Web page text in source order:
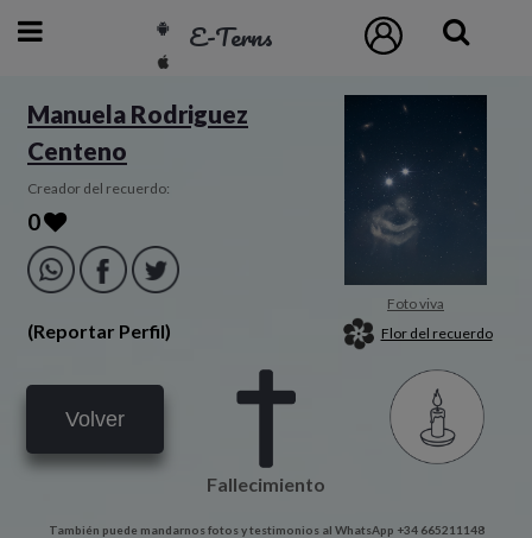
E-Terns
ESP
ENG
POR
Inicio
Eternos
Pedidos
Manuela Rodriguez
Centeno
Creador del recuerdo:
0
(Reportar Perfil)
Foto viva
Flor del recuerdo
Volver
Fallecimiento
También puede mandarnos fotos y testimonios al WhatsApp +34 665211148